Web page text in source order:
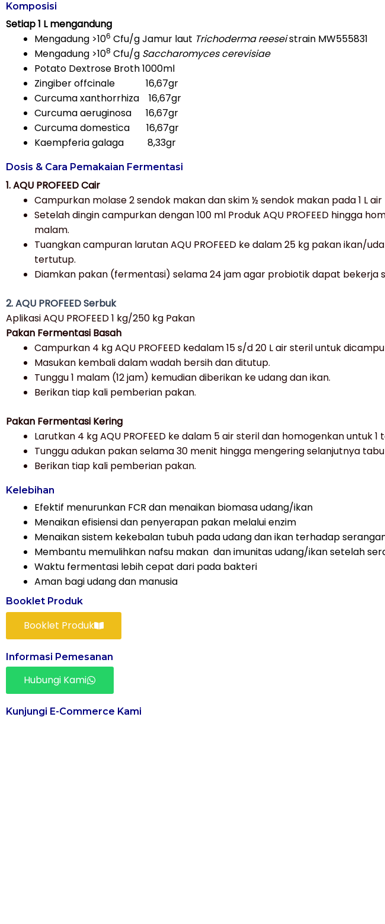
Komposisi
Setiap 1 L mengandung
Mengadung >106 Cfu/g Jamur laut Trichoderma reeseistrain MW555831
Mengadung >108 Cfu/g Saccharomyces cerevisiae
Potato Dextrose Broth 1000ml
Zingiber offcinale 16,67gr
Curcuma xanthorrhiza 16,67gr
Curcuma aeruginosa 16,67gr
Curcuma domestica 16,67gr
Kaempferia galaga 8,33gr
Dosis & Cara Pemakaian Fermentasi
1. AQU PROFEED Cair
Campurkan molase 2 sendok makan dan skim ½ sendok makan pada 1 L
Setelah dingin campurkan dengan 100 ml Produk AQU PROFEED hingga
malam.
Tuangkan campuran larutan AQU PROFEED ke dalam 25 kg pakan ikan/
tertutup.
Diamkan pakan (fermentasi) selama 24 jam agar probiotik dapat bekerja
2. AQU PROFEED Serbuk
Aplikasi AQU PROFEED 1 kg/250 kg Pakan
Pakan Fermentasi Basah
Campurkan 4 kg AQU PROFEED kedalam 15 s/d 20 L air steril untuk
Masukan kembali dalam wadah bersih dan ditutup.
Tunggu 1 malam (12 jam) kemudian diberikan ke udang dan ikan.
Berikan tiap kali pemberian pakan.
Pakan Fermentasi Kering
Larutkan 4 kg AQU PROFEED ke dalam 5 air steril dan homogenkan untuk 1
Tunggu adukan pakan selama 30 menit hingga mengering selanjutnya
Berikan tiap kali pemberian pakan.
Kelebihan
Efektif menurunkan FCR dan menaikan biomasa udang/ikan
Menaikan efisiensi dan penyerapan pakan melalui enzim
Menaikan sistem kekebalan tubuh pada udang dan ikan terhadap
Membantu memulihkan nafsu makan dan imunitas udang/ikan setelah
Waktu fermentasi lebih cepat dari pada bakteri
Aman bagi udang dan manusia
Booklet Produk
Booklet Produk
Informasi Pemesanan
Hubungi Kami
Kunjungi E-Commerce Kami